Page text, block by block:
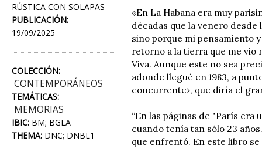
RÚSTICA CON SOLAPAS
PUBLICACIÓN:
19/09/2025
COLECCIÓN:
CONTEMPORÁNEOS
TEMÁTICAS:
MEMORIAS
IBIC: BM; BGLA
THEMA: DNC; DNBL1
«En La Habana era muy
décadas que la venero
sino porque mi pensamiento
retorno a la tierra que me vio
Viva. Aunque este no sea
adonde llegué en 1983, a
concurrente›, que diría el
“En las páginas de "París era
cuando tenía tan sólo 23
que enfrentó. En este libro se